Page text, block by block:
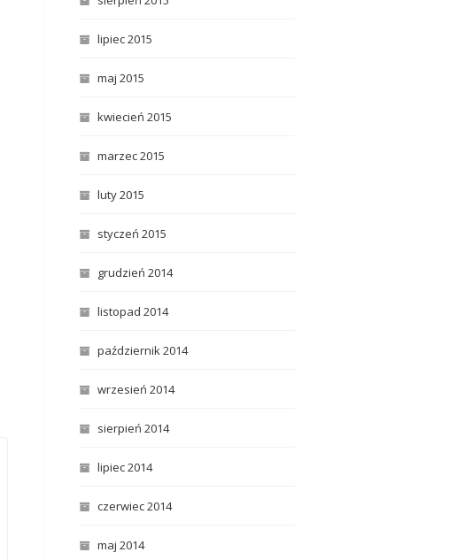
lipiec 2015
maj 2015
kwiecień 2015
marzec 2015
luty 2015
styczeń 2015
grudzień 2014
listopad 2014
październik 2014
wrzesień 2014
sierpień 2014
lipiec 2014
czerwiec 2014
maj 2014